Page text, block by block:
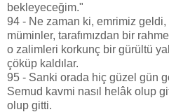
bekleyeceğim."
94 - Ne zaman ki, emrimiz
müminler, tarafımızdan bir
o zalimleri korkunç bir gürültü
çöküp kaldılar.
95 - Sanki orada hiç güzel gün
Semud kavmi nasıl helâk olup
olup gitti.